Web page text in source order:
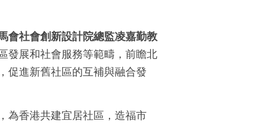
會社會創新設計院總監凌嘉勤教
發展和社會服務等範疇，前瞻北
促進新舊社區的互補與融合發
為香港共建宜居社區，造福市